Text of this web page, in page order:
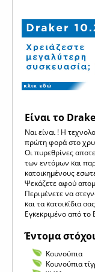
Είναι το
Ναι είναι ! Η
πρώτη φορά στο
Οι πυρεθρίνες
των εντόμων και
κατοικημένους
Ψεκάζετε αφού
Περιμένετε να
και τα κατοικίδια
Εγκεκριμένο από το
Έντομα
Κουνούπια
Κουνούπια